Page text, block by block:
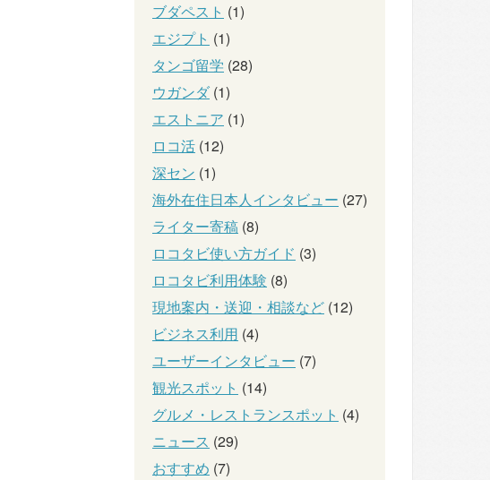
ブダペスト (1)
エジプト (1)
タンゴ留学 (28)
ウガンダ(1)
エストニア (1)
ロコ活 (12)
深セン (1)
海外在住日本人インタビュー (27)
ライター寄稿 (8)
ロコタビ使い方ガイド (3)
ロコタビ利用体験 (8)
現地案内・送迎・相談など (12)
ビジネス利用 (4)
ユーザーインタビュー (7)
観光スポット (14)
グルメ・レストランスポット (4)
ニュース (29)
おすすめ (7)